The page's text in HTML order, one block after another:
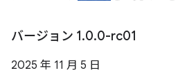
バージョン 1.0.0-rc01
2025 年 11 月 5 日